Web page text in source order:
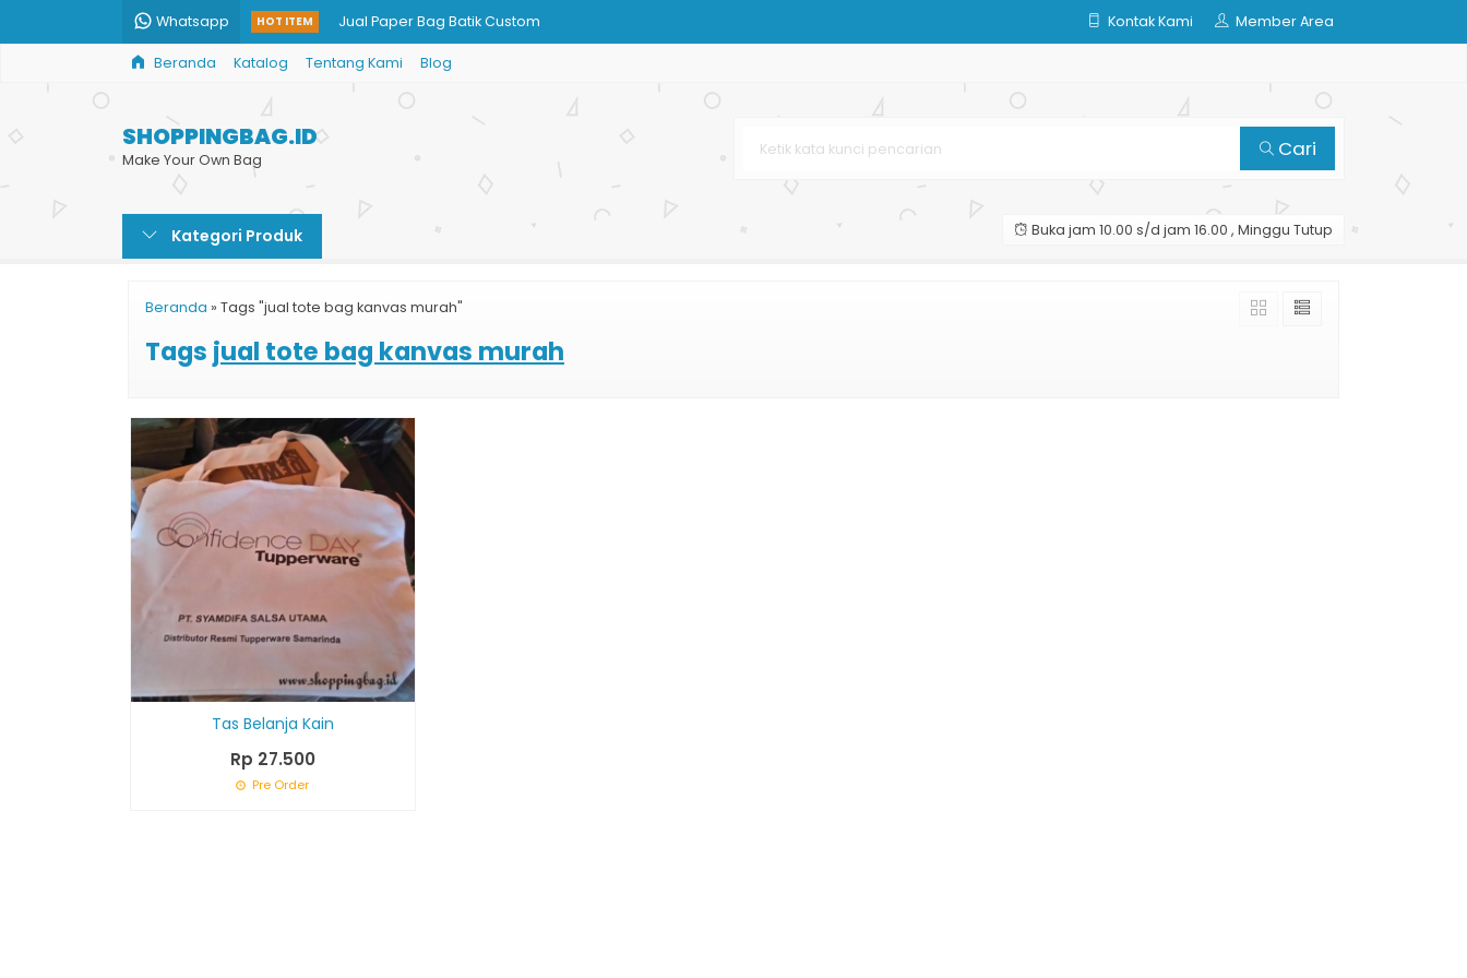
Whatsapp HOT ITEM Jual Paper Bag Batik Custom
Tas Kertas Murah
Tas Kertas Souvenir TNI
Paperbag Murah
Cetak Tas Kertas Coklat
Kontak Kami Member Area
Beranda Katalog Tentang Kami Blog
SHOPPINGBAG.ID
Make Your Own Bag Cari
Kategori Produk Buka jam 10.00 s/d jam 16.00 , Minggu Tutup
Beranda » Tags "jual tote bag kanvas murah"
Tags jual tote bag kanvas murah
Tas Belanja Kain
Rp 27.500
Pre Order